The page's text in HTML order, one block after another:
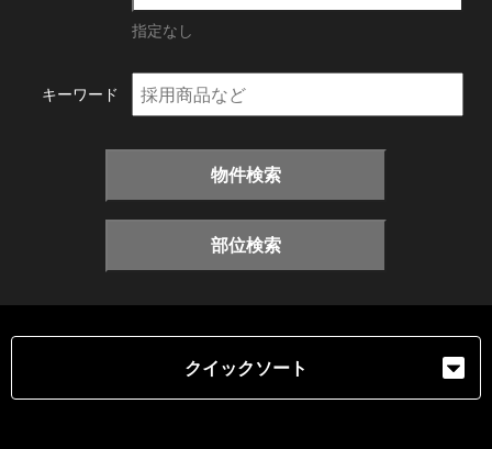
指定なし
キーワード
物件検索
部位検索
クイックソート